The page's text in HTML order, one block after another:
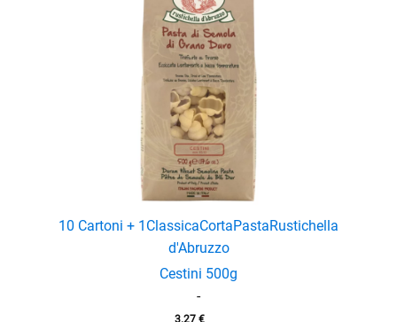
10 Cartoni + 1 ClassicaCortaPastaRustichella
d'Abruzzo
Cestini 500g
-